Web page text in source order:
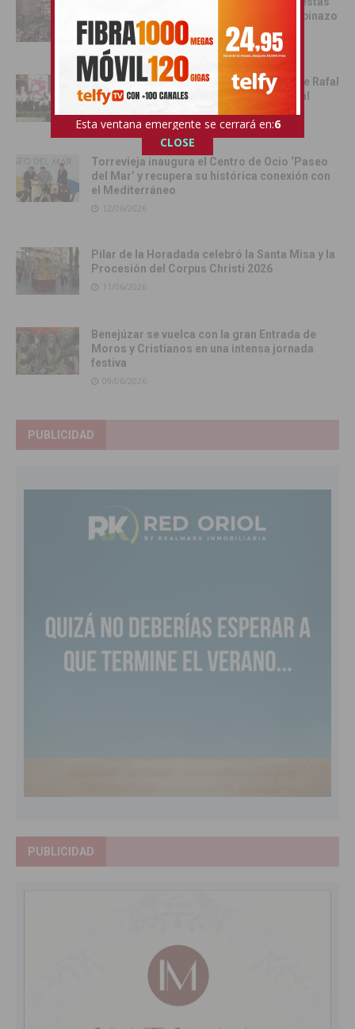
de San Juan 2026 con el Festival del Chupinazo
13/06/2026
Rafal celebra la tercera edición del Día de Rafal
con historia, cultura y convivencia vecinal
13/06/2026
Torrevieja inaugura el Centro de Ocio ‘Paseo
del Mar’ y recupera su histórica conexión con
el Mediterráneo
12/06/2026
Pilar de la Horadada celebró la Santa Misa y la
Procesión del Corpus Christi 2026
11/06/2026
Benejúzar se vuelca con la gran Entrada de
Moros y Cristianos en una intensa jornada
festiva
09/06/2026
PUBLICIDAD
PUBLICIDAD
Esta ventana emergente se cerrará en:4
CLOSE